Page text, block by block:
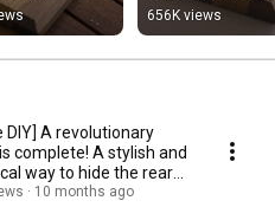
656K views
DIY] A revolutionary
complete! A stylish and
way to hide the rear
10 months ago